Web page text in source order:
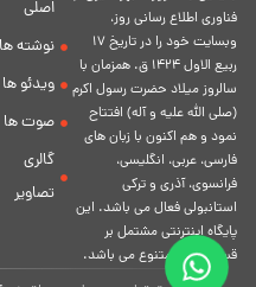
فناورى اطلاع رسانى روز،
وبسایت خود را در تاريخ 17
ربيع الاول 1424 ق. همزمان با
سالروز ميلاد حضرت رسول اكرم
(صلی الله علیه و آله) افتتاح
نمود و هم اكنون با زبان های
فارسی، عربى، انگلیسی،
فرانسوی، آذری و ترکی
استانبولی فعال مى باشد. اين
پايگاه اينترنتى مشتمل بر
قسمت هاى متنوع مى باشد.
اصلی
نوشته ها
ویدئو ها
صوت ها
گالری
تصاویر